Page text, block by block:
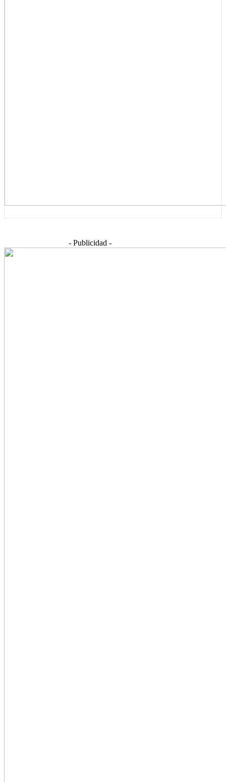
- Publicidad -